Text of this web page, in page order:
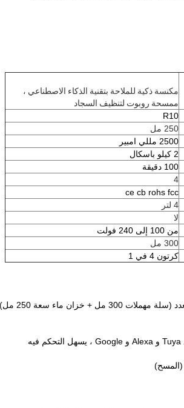
مكنسة ذكية للملاحة بتقنية الذكاء الاصطناعي ،
ممسحة روبوت لتنظيف السجاد
R10
250 مل
2500 مللي امبير
2 كيلو باسكال
100 دقيقة
4
ce cb rohs fcc
4 لتر
لا
من 100 إلى 240 فولت
300 مل
كرتون 4 في 1